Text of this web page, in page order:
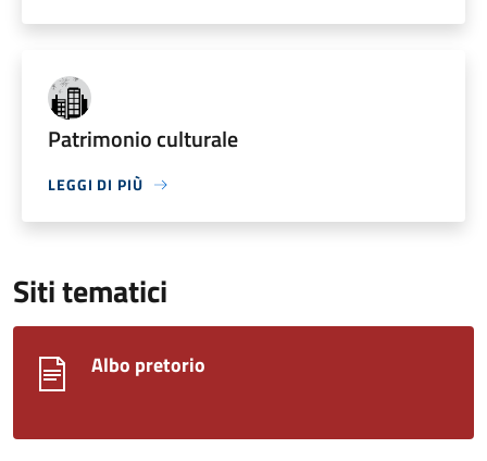
Patrimonio culturale
LEGGI DI PIÙ
Siti tematici
Albo pretorio